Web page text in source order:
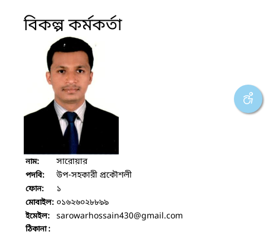
বিকল্প কর্মকর্তা
নাম: সারোয়ার
পদবি: উপ-সহকারী প্রকৌশলী
ফোন: ১
মোবাইল: ০১৬২৬০২৮৮৯৯
ইমেইল: sarowarhossain430@gmail.com
ঠিকানা :